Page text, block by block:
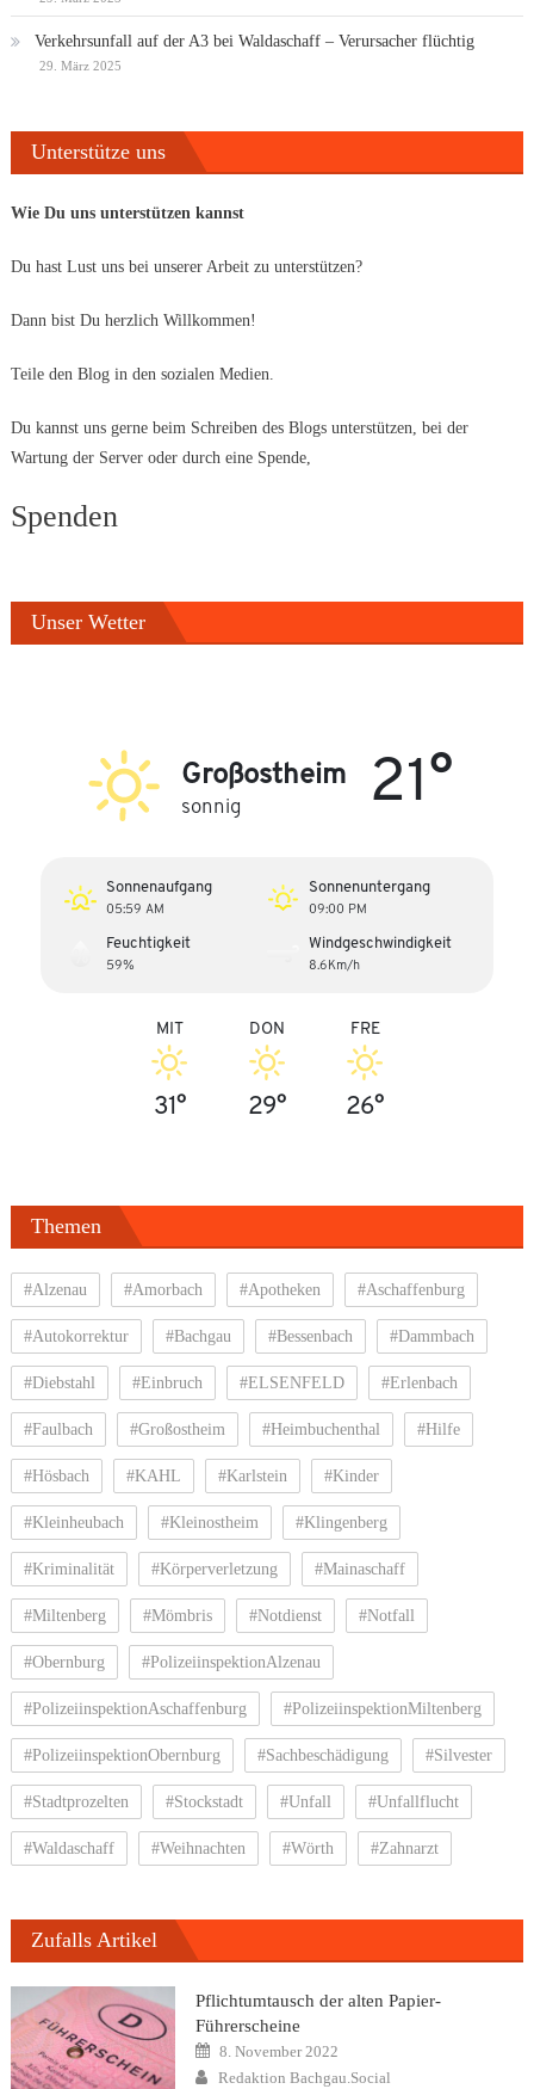
Verkehrsunfall auf der A3 bei Waldaschaff – Verursacher flüchtig
29. März 2025
Unterstütze uns
Wie Du uns unterstützen kannst
Du hast Lust uns bei unserer Arbeit zu unterstützen?
Dann bist Du herzlich Willkommen!
Teile den Blog in den sozialen Medien.
Du kannst uns gerne beim Schreiben des Blogs unterstützen, bei der
Wartung der Server oder durch eine Spende,
Spenden
Unser Wetter
Großostheim
sonnig 21°
Sonnenaufgang
05:59 AM
Sonnenuntergang
09:00 PM
Feuchtigkeit
59%
Windgeschwindigkeit
8.6Km/h
MIT
31°
DON
29°
FRE
26°
Themen
#Alzenau #Amorbach #Apotheken #Aschaffenburg
#Autokorrektur #Bachgau #Bessenbach #Dammbach
#Diebstahl #Einbruch #ELSENFELD #Erlenbach
#Faulbach #Großostheim #Heimbuchenthal #Hilfe
#Hösbach #KAHL #Karlstein #Kinder
#Kleinheubach #Kleinostheim #Klingenberg
#Kriminalität #Körperverletzung #Mainaschaff
#Miltenberg #Mömbris #Notdienst #Notfall
#Obernburg #PolizeiinspektionAlzenau
#PolizeiinspektionAschaffenburg #PolizeiinspektionMiltenberg
#PolizeiinspektionObernburg #Sachbeschädigung #Silvester
#Stadtprozelten #Stockstadt #Unfall #Unfallflucht
#Waldaschaff #Weihnachten #Wörth #Zahnarzt
Zufalls Artikel
Pflichtumtausch der alten Papier-
Führerscheine
Posted
on
8. November 2022
Author
Redaktion Bachgau.Social